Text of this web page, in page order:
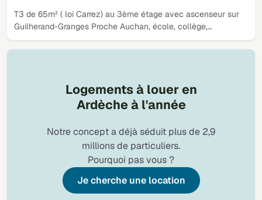
T3 de 65m² ( loi Carrez) au 3ème étage avec ascenseur sur
Guilherand-Granges Proche Auchan, école, collège,…
Logements à louer en
Ardèche à l'année
Notre concept a déjà séduit plus de 2,9
millions de particuliers.
Pourquoi pas vous ?
Je cherche une location